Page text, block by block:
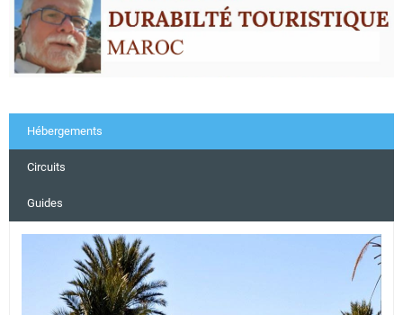
Hébergements
Circuits
Guides